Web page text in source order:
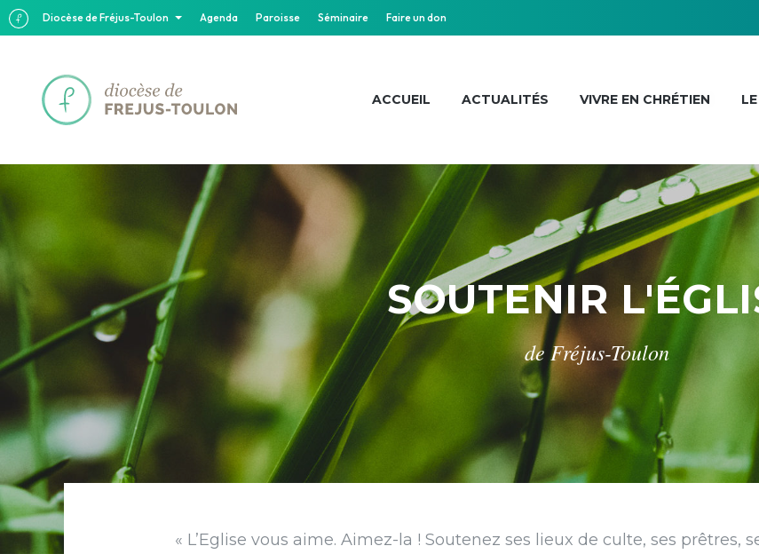
Diocèse de Fréjus-Toulon Agenda Paroisse Séminaire Faire un don
ACCUEIL ACTUALITÉS VIVRE EN CHRÉTIEN
SOUTENIR
de Fréjus-Toulon
« L’Eglise vous aime. Aimez-la ! Soutenez ses lieux de culte, ses prêtres,